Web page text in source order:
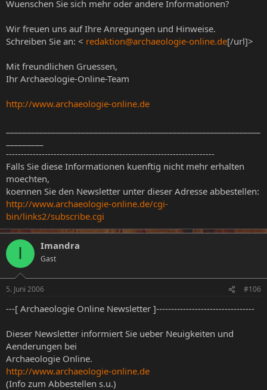
Wuenschen Sie sich mehr oder andere Informationen?
Wir freuen uns auf Ihre Anregungen und Hinweise.
Schreiben Sie an: < redaktion@archaeologie-online.de[/url]>
Mit freundlichen Gruessen,
Ihr Archaeologie-Online-Team
http://www.archaeologie-online.de
----------------------------------------------------------------------
Falls Sie diese Informationen kuenftig nicht mehr erhalten
moechten,
koennen Sie den Newsletter unter dieser Adresse abbestellen:
http://www.archaeologie-online.de/cgi-
bin/links2/subscribe.cgi
I Imandra
Gast
5. Juni 2006 #106
---[ Archaeologie Online Newsletter ]---------------------------------
Dieser Newsletter informiert Sie ueber Neuigkeiten und
Aenderungen bei
Archaeologie Online.
http://www.archaeologie-online.de
(Info zum Abbestellen s.u.)